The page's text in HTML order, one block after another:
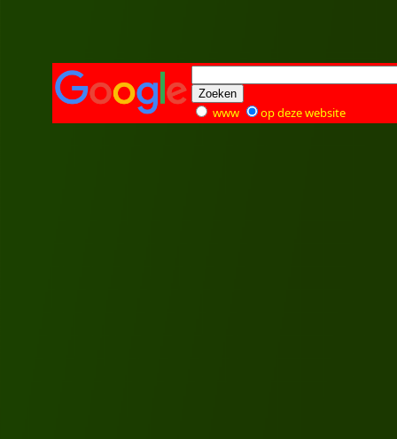
www op deze website